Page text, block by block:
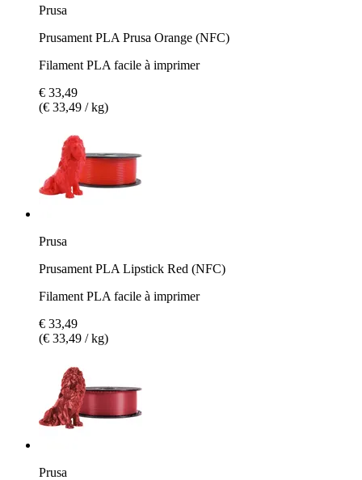
Prusa
Prusament PLA Prusa Orange (NFC)
Filament PLA facile à imprimer
€ 33,49
(€ 33,49 / kg)
Prusa
Prusament PLA Lipstick Red (NFC)
Filament PLA facile à imprimer
€ 33,49
(€ 33,49 / kg)
Prusa